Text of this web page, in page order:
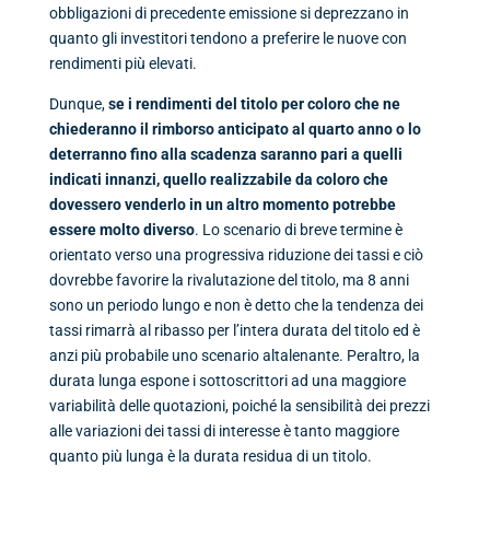
obbligazioni di precedente emissione si deprezzano in
quanto gli investitori tendono a preferire le nuove con
rendimenti più elevati.
Dunque,se i rendimenti del titolo per coloro che ne
chiederanno il rimborso anticipato al quarto anno o lo
deterranno fino alla scadenza saranno pari a quelli
indicati innanzi, quello realizzabile da coloro che
dovessero venderlo in un altro momento potrebbe
essere molto diverso. Lo scenario di breve termine è
orientato verso una progressiva riduzione dei tassi e ciò
dovrebbe favorire la rivalutazione del titolo, ma 8 anni
sono un periodo lungo e non è detto che la tendenza dei
tassi rimarrà al ribasso per l’intera durata del titolo ed è
anzi più probabile uno scenario altalenante. Peraltro, la
durata lunga espone i sottoscrittori ad una maggiore
variabilità delle quotazioni, poiché la sensibilità dei prezzi
alle variazioni dei tassi di interesse è tanto maggiore
quanto più lunga è la durata residua di un titolo.